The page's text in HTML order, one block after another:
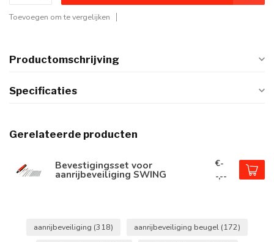
Toevoegen om te vergelijken
Productomschrijving
Specificaties
Gerelateerde producten
Bevestigingsset voor
aanrijbeveiliging SWING
€-
-,--
aanrijbeveiliging (318) aanrijbeveiliging beugel (172)